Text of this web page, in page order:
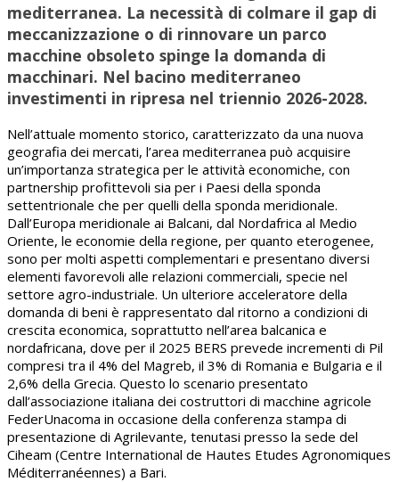
mediterranea. La necessità di colmare il gap di
meccanizzazione o di rinnovare un parco
macchine obsoleto spinge la domanda di
macchinari. Nel bacino mediterraneo
investimenti in ripresa nel triennio 2026-2028.
Nell’attuale momento storico, caratterizzato da una nuova
geografia dei mercati, l’area mediterranea può acquisire
un’importanza strategica per le attività economiche, con
partnership profittevoli sia per i Paesi della sponda
settentrionale che per quelli della sponda meridionale.
Dall’Europa meridionale ai Balcani, dal Nordafrica al Medio
Oriente, le economie della regione, per quanto eterogenee,
sono per molti aspetti complementari e presentano diversi
elementi favorevoli alle relazioni commerciali, specie nel
settore agro-industriale. Un ulteriore acceleratore della
domanda di beni è rappresentato dal ritorno a condizioni di
crescita economica, soprattutto nell’area balcanica e
nordafricana, dove per il 2025 BERS prevede incrementi di Pil
compresi tra il 4% del Magreb, il 3% di Romania e Bulgaria e il
2,6% della Grecia. Questo lo scenario presentato
dall’associazione italiana dei costruttori di macchine agricole
FederUnacoma in occasione della conferenza stampa di
presentazione di Agrilevante, tenutasi presso la sede del
Ciheam (Centre International de Hautes Etudes Agronomiques
Méditerranéennes) a Bari.